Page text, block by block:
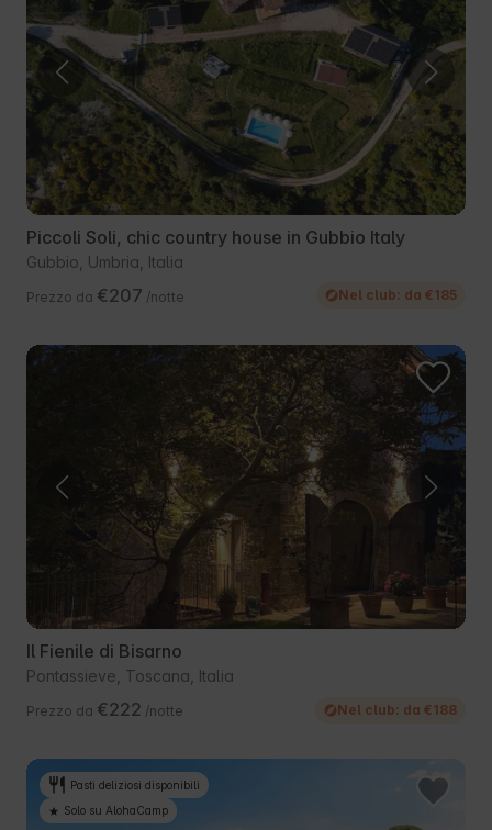
Piccoli Soli, chic country house in Gubbio Italy
Gubbio, Umbria, Italia
Prezzo da €207 /notte Nel club: da €185
Il Fienile di Bisarno
Pontassieve, Toscana, Italia
Prezzo da €222 /notte Nel club: da €188
Pasti deliziosi disponibili
Solo su AlohaCamp